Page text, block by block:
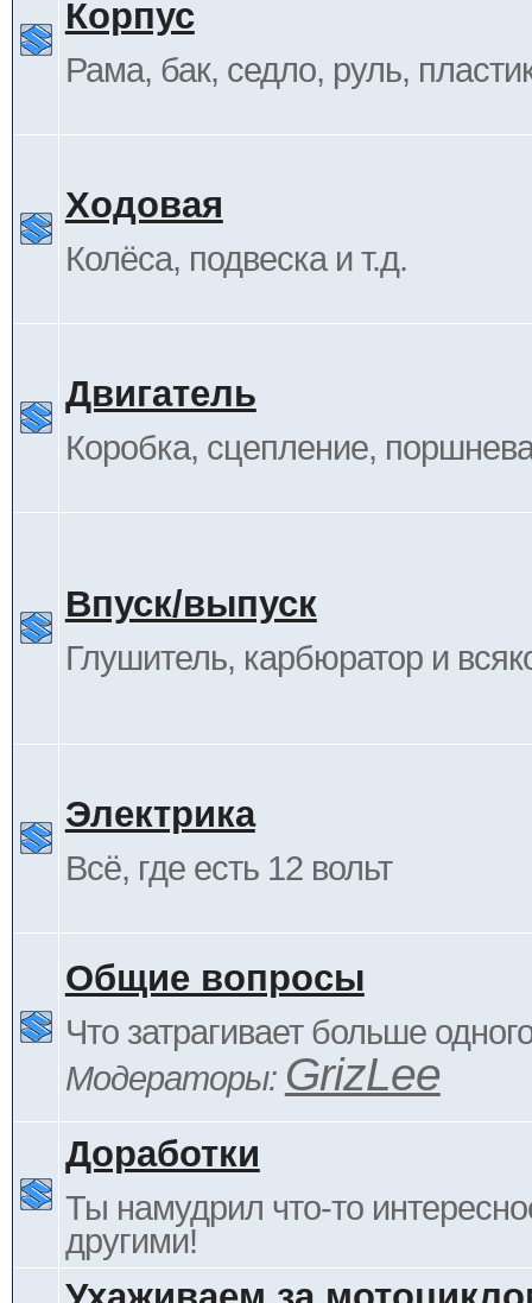
Корпус
Рама, бак, седло, руль,
Ходовая
Колёса, подвеска и т.д.
Двигатель
Коробка, сцепление,
Впуск/выпуск
Глушитель, карбюратор и
Электрика
Всё, где есть 12 вольт
Общие вопросы
Что затрагивает больше
Модераторы: GrizLee
Доработки
Ты намудрил что-то
другими!